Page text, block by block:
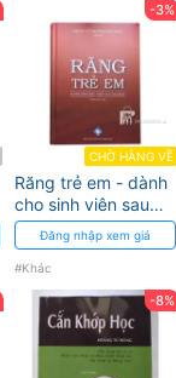
-3%
CHỜ HÀNG VỀ
Răng trẻ em - dành
cho sinh viên sau
đại học
Đăng nhập xem giá
#Khác
-8%